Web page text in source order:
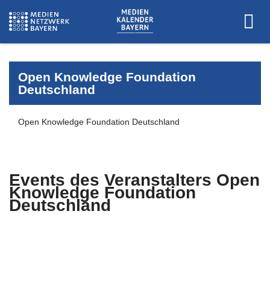
Open Knowledge Foundation
Deutschland
Open Knowledge Foundation Deutschland
Events des Veranstalters Open
Knowledge Foundation
Deutschland